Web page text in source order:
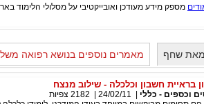
מספק מידע מעודכן ואובייקטיבי על מסלולי הלימוד
מאת שחף מאמרים נוספים בנושא רפואה
בראיית חשבון וכלכלה - שילוב מנצח
וכספים - כללי 24/02/11
2182 צפיות